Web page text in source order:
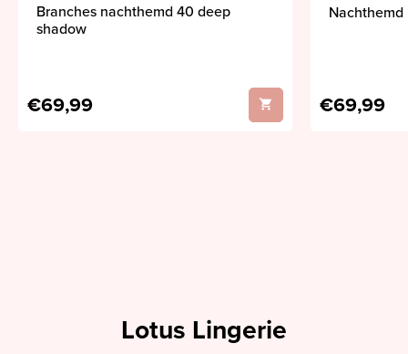
Branches nachthemd 40 deep
shadow
€69,99 €69,99
Lotus Lingerie